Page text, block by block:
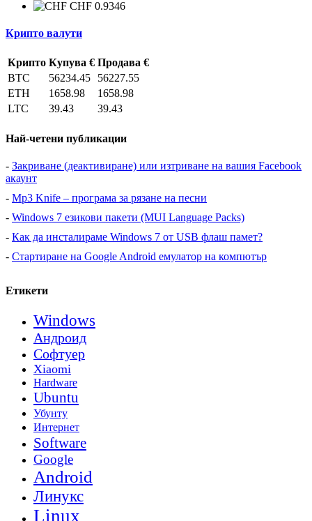
CHF 0.9346
Крипто валути
Крипто Купува € Продава €
BTC
56234.45
56227.55
ETH
1658.98
1658.98
LTC
39.43 39.43
Най-четени публикации
- Закриване (деактивиране) или изтриване на вашия Facebook
акаунт
- Mp3 Knife – програма за рязане на песни
- Windows 7 езикови пакети (MUI Language Packs)
- Как да инсталираме Windows 7 от USB флаш памет?
- Стартиране на Google Android емулатор на компютър
Етикети
Windows
Андроид
Софтуер
Xiaomi
Hardware
Ubuntu
Убунту
Интернет
Software
Google
Android
Линукс
Linux